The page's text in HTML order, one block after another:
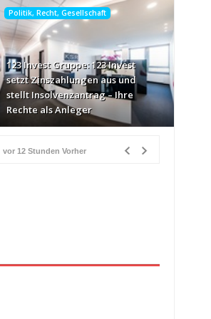
Politik, Recht, Gesellschaft
123 Invest Gruppe: 123 Invest
setzt Zinszahlungen aus und
stellt Insolvenzantrag – Ihre
Rechte als Anleger
vor 12 Stunden Vorher